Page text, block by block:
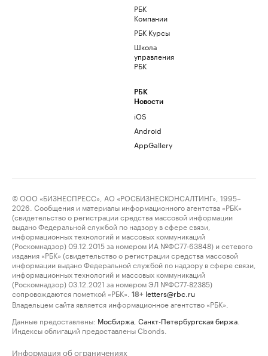
РБК
Компании
РБК Курсы
Школа
управления
РБК
РБК
Новости
iOS
Android
AppGallery
© ООО «БИЗНЕСПРЕСС», АО «РОСБИЗНЕСКОНСАЛТИНГ», 1995–
2026. Сообщения и материалы информационного агентства «РБК»
(свидетельство о регистрации средства массовой информации
выдано Федеральной службой по надзору в сфере связи,
информационных технологий и массовых коммуникаций
(Роскомнадзор) 09.12.2015 за номером ИА №ФС77-63848) и сетевого
издания «РБК» (свидетельство о регистрации средства массовой
информации выдано Федеральной службой по надзору в сфере связи,
информационных технологий и массовых коммуникаций
(Роскомнадзор) 03.12.2021 за номером ЭЛ №ФС77-82385)
сопровождаются пометкой «РБК».
18+ letters@rbc.ru
Владельцем сайта является информационное агентство «РБК».
Данные предоставлены: Мосбиржа Санкт-Петербургская биржа
Индексы облигаций предоставлены Cbonds.
Информация об ограничениях